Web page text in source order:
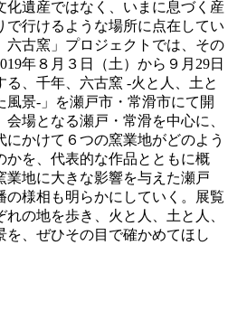
化遺産ではなく、いまに息づく産
で行けるような場所に点在してい
六古窯」プロジェクトでは、その
年８月３日（土）から９月29日
る、千年、六古窯 -火と人、土と
風景-」を瀬戸市・常滑市にて開
場となる瀬戸・常滑を中心に、
にかけて６つの窯業地がどのよう
かを、代表的な作品とともに概
業地に大きな影響を与えた瀬戸
の様相も明らかにしていく。展覧
の地を歩き、火と人、土と人、
を、ぜひその目で確かめてほし